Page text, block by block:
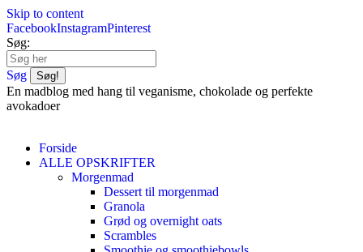
Skip to content
FacebookInstagramPinterest
Søg:
Søg
En madblog med hang til veganisme, chokolade og perfekte
avokadoer
Forside
ALLE OPSKRIFTER
Morgenmad
Dessert til morgenmad
Granola
Grød og overnight oats
Scrambles